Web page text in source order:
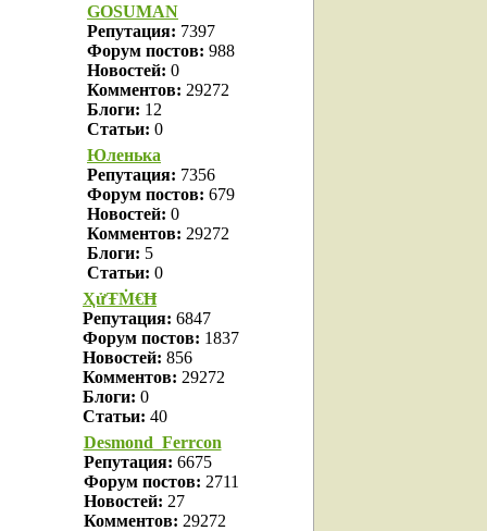
GOSUMAN
Репутация: 7397
Форум постов: 988
Новостей: 0
Комментов: 29272
Блоги: 12
Статьи: 0
Юленька
Репутация: 7356
Форум постов: 679
Новостей: 0
Комментов: 29272
Блоги: 5
Статьи: 0
ҲửŦṀ€Ħ
Репутация: 6847
Форум постов: 1837
Новостей: 856
Комментов: 29272
Блоги: 0
Статьи: 40
Desmond_Ferrcon
Репутация: 6675
Форум постов: 2711
Новостей: 27
Комментов: 29272